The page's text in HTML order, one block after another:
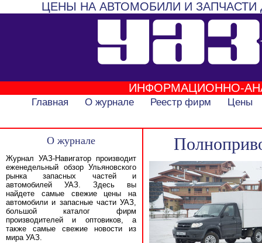
ЦЕНЫ НА АВТОМОБИЛИ И
ИНФОРМАЦИОННО-
Главная О журнале Реестр фирм Цены
О журнале
Журнал УАЗ-Навигатор производит
еженедельный обзор Ульяновского
рынка запасных частей и
автомобилей УАЗ. Здесь вы
найдете самые свежие цены на
автомобили и запасные части УАЗ,
большой каталог фирм
производителей и оптовиков, а
также самые свежие новости из
мира УАЗ.